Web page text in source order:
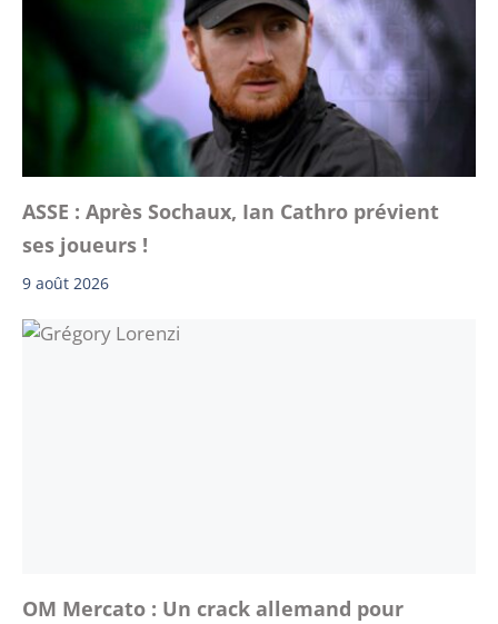
ASSE : Après Sochaux, Ian Cathro prévient
ses joueurs !
9 août 2026
OM Mercato : Un crack allemand pour